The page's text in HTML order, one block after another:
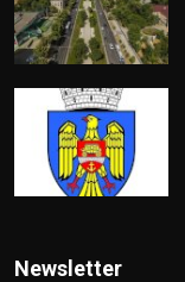
Newsletter